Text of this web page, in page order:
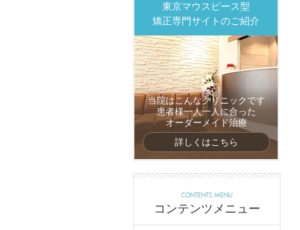
東京マウスピース型
矯正専門サイトのご紹介
当院はこんなクリニックです
患者様一人一人に合った
オーダーメイド治療
詳しくはこちら
CONTENTS MENU
コンテンツメニュー